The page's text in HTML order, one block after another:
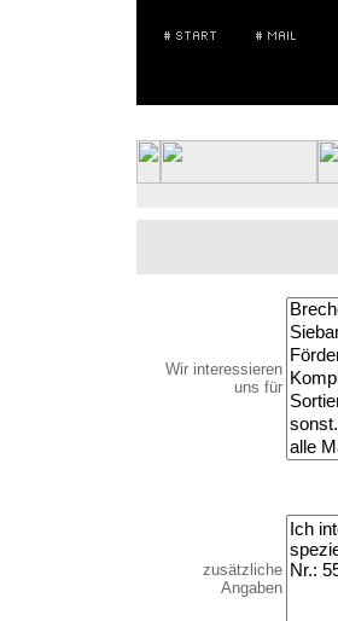
Wir interessieren
uns für
zusätzliche
Angaben